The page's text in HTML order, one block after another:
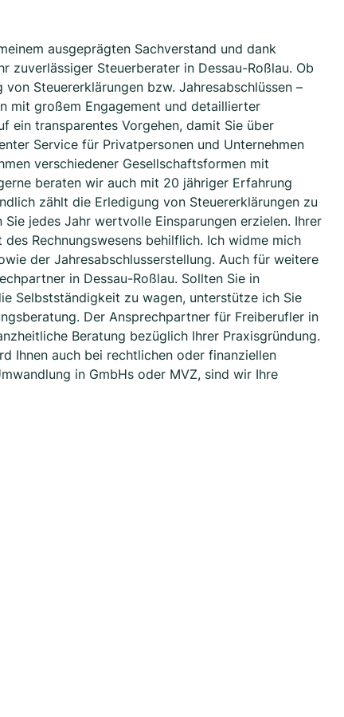
ausgeprägten Sachverstand und dank
zuverlässiger Steuerberater in Dessau-Roßlau. Ob
Steuererklärungen bzw. Jahresabschlüssen –
mit großem Engagement und detaillierter
ein transparentes Vorgehen, damit Sie über
Service für Privatpersonen und Unternehmen
verschiedener Gesellschaftsformen mit
beraten wir auch mit 20 jähriger Erfahrung
zählt die Erledigung von Steuererklärungen zu
jedes Jahr wertvolle Einsparungen erzielen. Ihrer
Rechnungswesens behilflich. Ich widme mich
der Jahresabschlusserstellung. Auch für weitere
in Dessau-Roßlau. Sollten Sie in
Selbstständigkeit zu wagen, unterstütze ich Sie
Der Ansprechpartner für Freiberufler in
Beratung bezüglich Ihrer Praxisgründung.
Ihnen auch bei rechtlichen oder finanziellen
in GmbHs oder MVZ, sind wir Ihre